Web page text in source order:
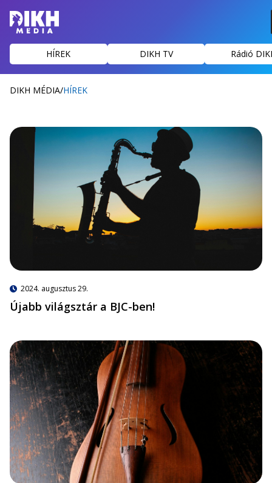
HÍREK DIKH TV Rádió
DIKH MÉDIA/HÍREK
2024. augusztus 29.
Újabb világsztár a BJC-ben!